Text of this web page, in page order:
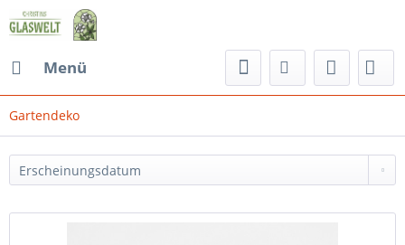
Menü
Gartendeko